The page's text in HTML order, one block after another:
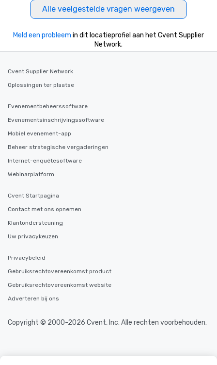
Alle veelgestelde vragen weergeven
Meld een probleem in dit locatieprofiel aan het Cvent Supplier
Network.
Cvent Supplier Network
Oplossingen ter plaatse
Evenementbeheerssoftware
Evenementsinschrijvingssoftware
Mobiel evenement-app
Beheer strategische vergaderingen
Internet-enquêtesoftware
Webinarplatform
Cvent Startpagina
Contact met ons opnemen
Klantondersteuning
Uw privacykeuzen
Privacybeleid
Gebruiksrechtovereenkomst product
Gebruiksrechtovereenkomst website
Adverteren bij ons
Copyright © 2000-2026 Cvent, Inc. Alle rechten voorbehouden.